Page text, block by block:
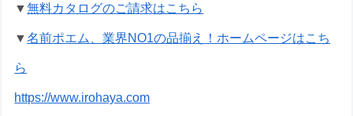
▼無料カタログのご請求はこちら
▼名前ポエム、業界NO1の品揃え！ホームページはこち
ら
https://www.irohaya.com